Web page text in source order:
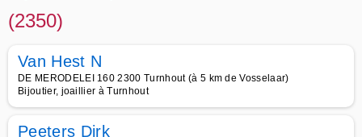
(2350)
Van Hest N
DE MERODELEI 160 2300 Turnhout (à 5 km de Vosselaar)
Bijoutier, joaillier à Turnhout
Peeters Dirk